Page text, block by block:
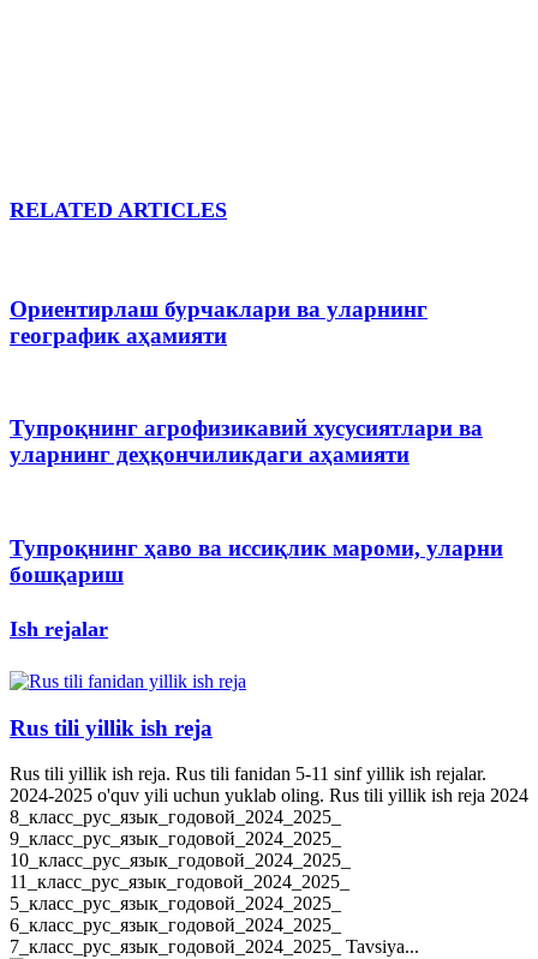
RELATED ARTICLES
Ориентирлаш бурчаклари ва уларнинг
географик аҳамияти
Тупроқнинг агрофизикавий хусусиятлари ва
уларнинг деҳқончиликдаги аҳамияти
Тупроқнинг ҳаво ва иссиқлик мароми, уларни
бошқариш
Ish rejalar
Rus tili yillik ish reja
Rus tili yillik ish reja. Rus tili fanidan 5-11 sinf yillik ish rejalar.
2024-2025 o'quv yili uchun yuklab oling. Rus tili yillik ish reja 2024
8_класс_рус_язык_годовой_2024_2025_
9_класс_рус_язык_годовой_2024_2025_
10_класс_рус_язык_годовой_2024_2025_
11_класс_рус_язык_годовой_2024_2025_
5_класс_рус_язык_годовой_2024_2025_
6_класс_рус_язык_годовой_2024_2025_
7_класс_рус_язык_годовой_2024_2025_ Tavsiya...